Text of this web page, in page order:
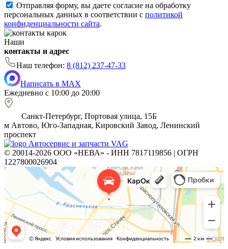
Отправляя форму, вы даете согласие на обработку
персональных данных в соответствии с политикой
конфиденциальности сайта.
Наши
контакты и адрес
Наш телефон: 8 (812) 237-47-33
Написать в MAX
Ежедневно с 10:00 до 20:00
Санкт-Петербург, Портовая улица, 15Б
м Автово, Юго-Западная, Кировский Завод, Ленинский
проспект
Автосервис и запчасти VAG
© 20014-2026 ООО «НЕВА» - ИНН 7817119856 | ОГРН
1227800026904